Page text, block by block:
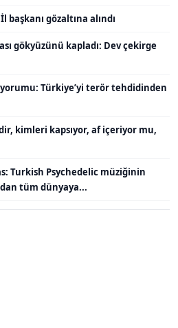
gözaltına alındı
gökyüzünü kapladı: Dev çekirge
yorumu: Türkiye’yi terör tehdidinden
kimleri kapsıyor, af içeriyor mu,
Turkish Psychedelic müziğinin
tüm dünyaya...